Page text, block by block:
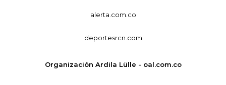
alerta.com.co
deportesrcn.com
Organización Ardila Lülle - oal.com.co